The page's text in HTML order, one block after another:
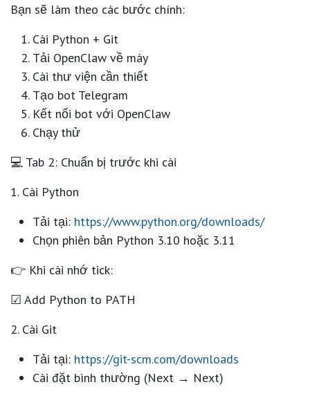
Bạn sẽ làm theo các bước chính:
Cài Python + Git
Tải OpenClaw về máy
Cài thư viện cần thiết
Tạo bot Telegram
Kết nối bot với OpenClaw
Chạy thử
💻 Tab 2: Chuẩn bị trước khi cài
1. Cài Python
Tải tại: https://www.python.org/downloads/
Chọn phiên bản Python 3.10 hoặc 3.11
👉 Khi cài nhớ tick:
☑ Add Python to PATH
2. Cài Git
Tải tại: https://git-scm.com/downloads
Cài đặt bình thường (Next → Next)